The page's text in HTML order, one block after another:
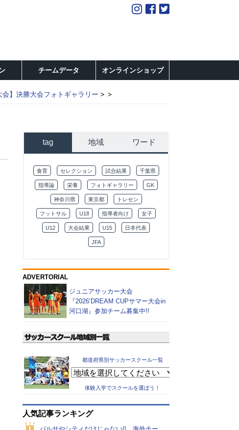
チームデータ オンラインショップ
会】決勝大会フォトギャラリー
tag 地域 ワード
食育 セレクション 試合結果 千葉県
指導論 栄養 フォトギャラリー GK
神奈川県 東京都 トレセン
フットサル U18 指導者向け 女子
U12 大会結果 U15 日本代表
JFA
ADVERTORIAL
ジュニアサッカー大会
『2026’DREAM CUPサマー大会in
河口湖』参加チーム募集中!!
都道府県別サッカースクール一覧
体験入学でスクールを選ぼう！
人気記事ランキング